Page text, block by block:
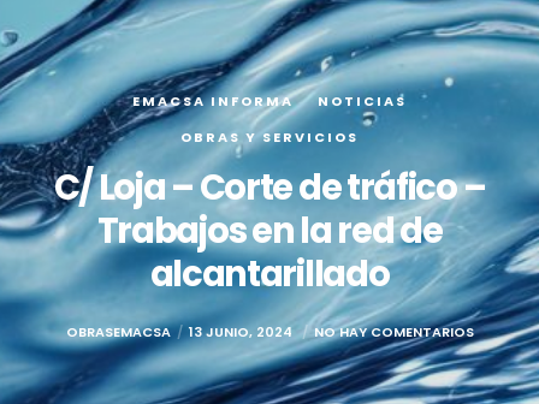
EMACSA INFORMA
NOTICIAS
OBRAS Y SERVICIOS
C/ Loja – Corte de tráfico –
Trabajos en la red de
alcantarillado
OBRASEMACSA 13 JUNIO, 2024 NO HAY COMENTARIOS